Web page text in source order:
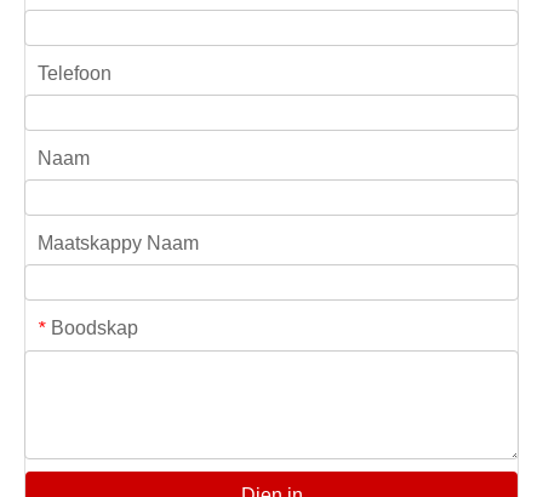
Telefoon
Naam
Maatskappy Naam
* Boodskap